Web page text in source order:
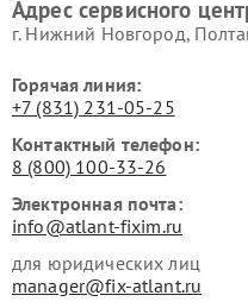
Адрес сервисного
г. Нижний Новгород,
Горячая линия:
+7 (831) 231-05-25
Контактный телефон:
8 (800) 100-33-26
Электронная почта:
info@atlant-fixim.ru
для юридических лиц
manager@fix-atlant.ru